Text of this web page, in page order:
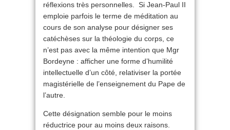
réflexions très personnelles. Si Jean-Paul II
emploie parfois le terme de méditation au
cours de son analyse pour désigner ses
catéchèses sur la théologie du corps, ce
n’est pas avec la même intention que Mgr
Bordeyne : afficher une forme d’humilité
intellectuelle d’un côté, relativiser la portée
magistérielle de l’enseignement du Pape de
l’autre.
Cette désignation semble pour le moins
réductrice pour au moins deux raisons.